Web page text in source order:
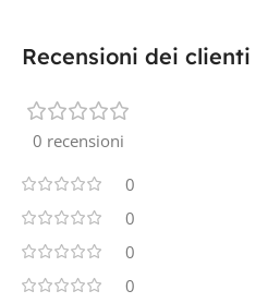
Recensioni dei clienti
0 recensioni
0
0
0
0